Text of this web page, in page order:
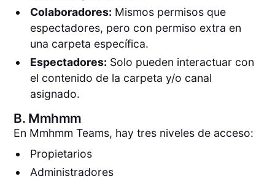
Colaboradores: Mismos permisos que
espectadores, pero con permiso extra en
una carpeta específica.
Espectadores: Solo pueden interactuar con
el contenido de la carpeta y/o canal
asignado.
B. Mmhmm
En Mmhmm Teams, hay tres niveles de acceso:
Propietarios
Administradores